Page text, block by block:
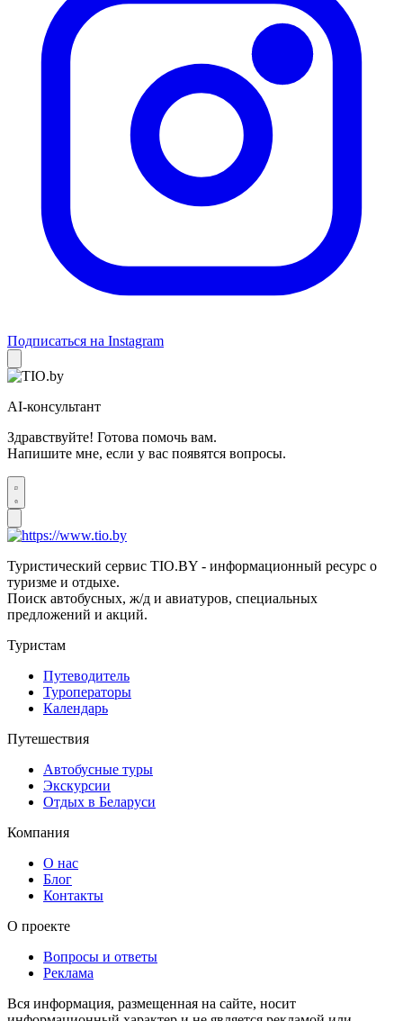
Подписаться на Instagram
AI-консультант
Здравствуйте! Готова помочь вам.
Напишите мне, если у вас появятся вопросы.
Туристический сервис TIO.BY - информационный ресурс о
туризме и отдыхе.
Поиск автобусных, ж/д и авиатуров, специальных
предложений и акций.
Туристам
Путеводитель
Туроператоры
Календарь
Путешествия
Автобусные туры
Экскурсии
Отдых в Беларуси
Компания
О нас
Блог
Контакты
О проекте
Вопросы и ответы
Реклама
Вся информация, размещенная на сайте, носит